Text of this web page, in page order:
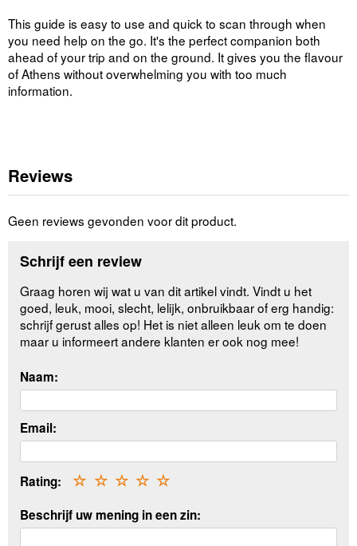
This guide is easy to use and quick to scan through when
you need help on the go. It's the perfect companion both
ahead of your trip and on the ground. It gives you the flavour
of Athens without overwhelming you with too much
information.
Reviews
Geen reviews gevonden voor dit product.
Schrijf een review
Graag horen wij wat u van dit artikel vindt. Vindt u het
goed, leuk, mooi, slecht, lelijk, onbruikbaar of erg handig:
schrijf gerust alles op! Het is niet alleen leuk om te doen
maar u informeert andere klanten er ook nog mee!
Naam:
Email:
Rating: ☆
☆
☆
☆
☆
Beschrijf uw mening in een zin: